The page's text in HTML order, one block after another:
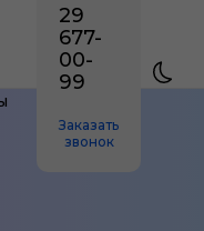
29
677-
00-
99
Заказать
звонок